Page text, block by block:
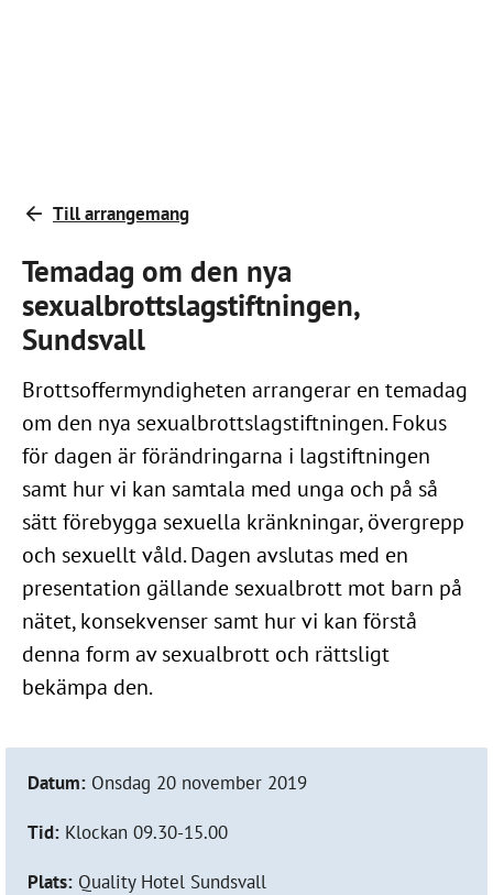
Till arrangemang
Temadag om den nya
sexualbrottslagstiftningen,
Sundsvall
Brottsoffermyndigheten arrangerar en temadag
om den nya sexualbrottslagstiftningen. Fokus
för dagen är förändringarna i lagstiftningen
samt hur vi kan samtala med unga och på så
sätt förebygga sexuella kränkningar, övergrepp
och sexuellt våld. Dagen avslutas med en
presentation gällande sexualbrott mot barn på
nätet, konsekvenser samt hur vi kan förstå
denna form av sexualbrott och rättsligt
bekämpa den.
Datum: Onsdag 20 november 2019
Tid: Klockan 09.30-15.00
Plats: Quality Hotel Sundsvall